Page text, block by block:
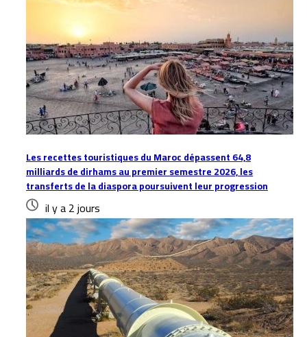
Les recettes touristiques du Maroc dépassent 64,8
milliards de dirhams au premier semestre 2026, les
transferts de la diaspora poursuivent leur progression
il y a 2 jours